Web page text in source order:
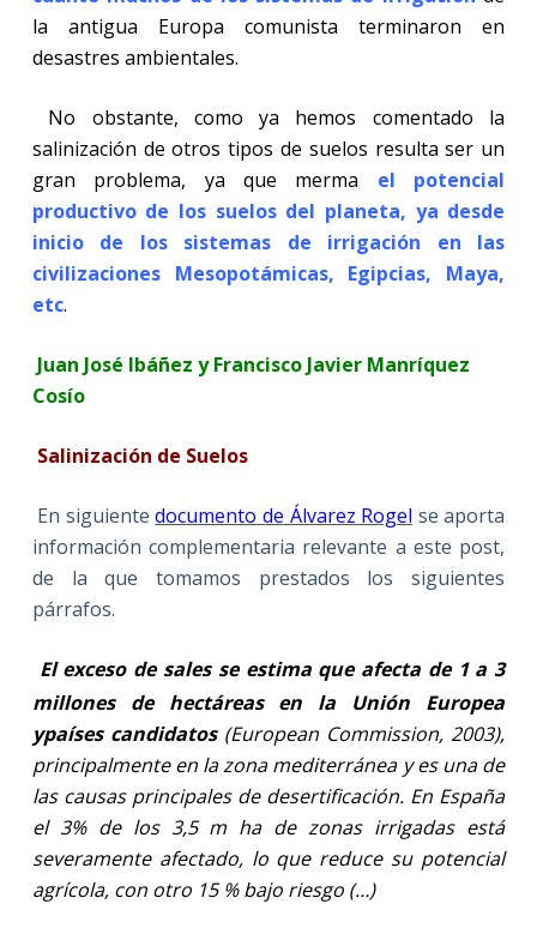
la antigua Europa comunista terminaron en
desastres ambientales.
No obstante, como ya hemos comentado la
salinización de otros tipos de suelos resulta ser un
gran problema, ya que merma el potencial
productivo de los suelos del planeta, ya desde
inicio de los sistemas de irrigación en las
civilizaciones Mesopotámicas, Egipcias, Maya,
etc.
Juan José Ibáñez y Francisco Javier Manríquez
Cosío
Salinización de Suelos
En siguientedocumento de Álvarez Rogel se aporta
información complementaria relevante a este post,
de la que tomamos prestados los siguientes
párrafos.
El exceso de sales se estima que afecta de 1 a 3
millones de hectáreas en la Unión Europea
ypaíses candidatos(European Commission, 2003),
principalmente en la zona mediterránea y es una de
las causas principales de desertificación. En España
el 3% de los 3,5 m ha de zonas irrigadas está
severamente afectado, lo que reduce su potencial
agrícola, con otro 15 % bajo riesgo (…)